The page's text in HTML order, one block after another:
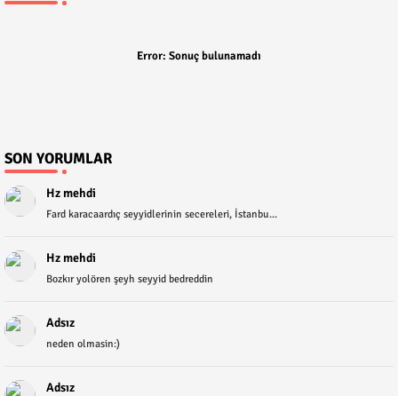
Error: Sonuç bulunamadı
SON YORUMLAR
Hz mehdi
Fard karacaardıç seyyidlerinin secereleri, İstanbu...
Hz mehdi
Bozkır yolören şeyh seyyid bedreddin
Adsız
neden olmasin:)
Adsız